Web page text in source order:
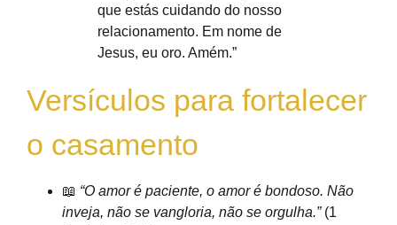
que estás cuidando do nosso
relacionamento. Em nome de
Jesus, eu oro. Amém.”
Versículos para fortalecer
o casamento
📖 “O amor é paciente, o amor é bondoso. Não
inveja, não se vangloria, não se orgulha.”(1